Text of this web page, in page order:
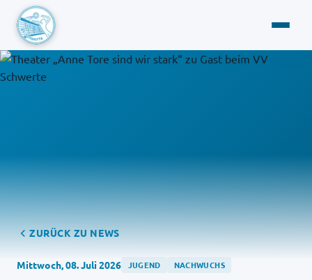
ZURÜCK ZU NEWS
Mittwoch, 08. Juli 2026 JUGEND NACHWUCHS